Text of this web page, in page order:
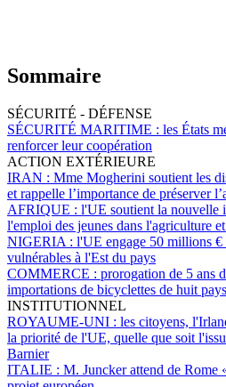
Sommaire
SÉCURITÉ - DÉFENSE
SÉCURITÉ MARITIME : les États
renforcer leur coopération
ACTION EXTÉRIEURE
IRAN : Mme Mogherini soutient les
et rappelle l’importance de préserver
AFRIQUE : l'UE soutient la
l'emploi des jeunes dans l'agriculture
NIGERIA : l'UE engage 50 millions €
vulnérables à l'Est du pays
COMMERCE : prorogation de 5 ans
importations de bicyclettes de huit
INSTITUTIONNEL
ROYAUME-UNI : les citoyens,
la priorité de l'UE, quelle que soit
Barnier
ITALIE : M. Juncker attend de Rome